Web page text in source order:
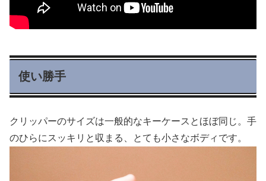
使い勝手
クリッパーのサイズは一般的なキーケースとほぼ同じ。手
のひらにスッキリと収まる、とても小さなボディです。